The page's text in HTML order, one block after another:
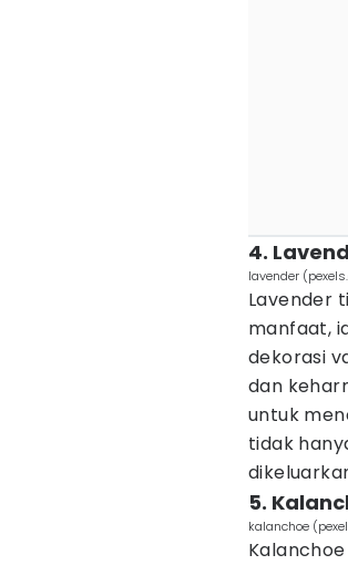
4.
lavender
Lavender
manfaat,
dekorasi
dan
untuk
tidak
5.
kalanchoe